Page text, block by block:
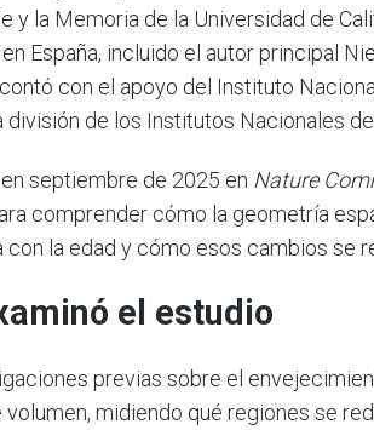
y la Memoria de la Universidad de
España, incluido el autor principal
con el apoyo del Instituto
división de los Institutos Nacionales
septiembre de 2025 en Nature
comprender cómo la geometría
con la edad y cómo esos cambios se
el estudio
previas sobre el
midiendo qué regiones se